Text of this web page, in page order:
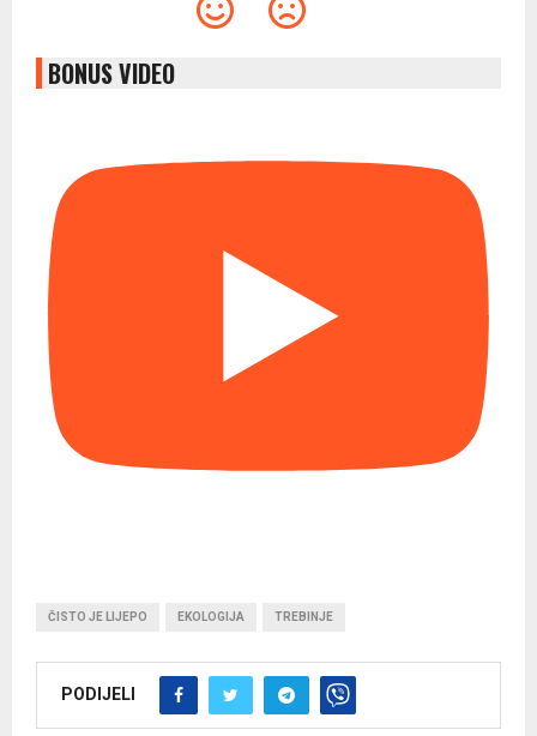
BONUS VIDEO
ČISTO JE LIJEPO EKOLOGIJA TREBINJE
PODIJELI